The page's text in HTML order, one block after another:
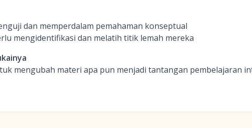
dan memperdalam pemahaman konseptual
mengidentifikasi dan melatih titik lemah mereka
mengubah materi apa pun menjadi tantangan pembelajaran